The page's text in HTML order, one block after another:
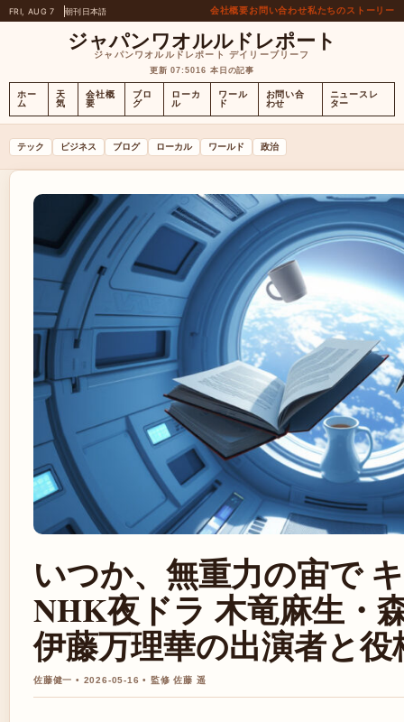
FRI, AUG 7 朝刊日本語 会社概要お問い合わせ私たちのストーリー
ジャパンワオルルドレポート
ジャパンワオルルドレポート デイリーブリーフ
更新 07:5016 本日の記事
ホー
ム
天
気
会社概
要
ブロ
グ
ローカ
ル
ワール
ド
お問い合
わせ
ニュースレ
ター
テック ビジネス ブログ ローカル ワールド 政治
いつか、無重力の宙で
NHK夜ドラ 木竜麻生・
伊藤万理華の出演者と
佐藤健一 • 2026-05-16 • 監修 佐藤 遥